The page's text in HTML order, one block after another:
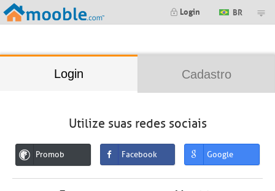
Login BR
Login Cadastro
Utilize suas redes sociais
Promob Facebook Google